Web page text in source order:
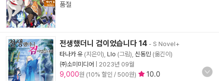
품절
전생했더니 검이었습니다 14 - S Novel+
타나카 유 (지은이), Llo (그림), 신동민 (옮긴이)
㈜소미미디어
2023년 09월
9,000원 (10% 할인 / 500원) 10.0